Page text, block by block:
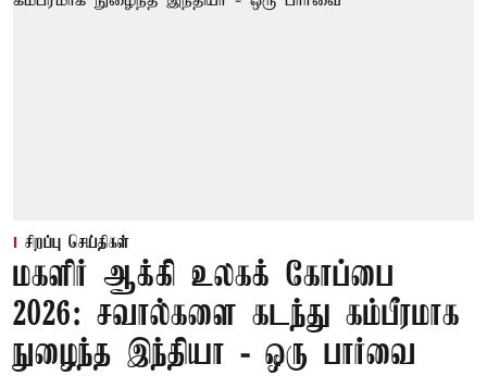
சிறப்பு செய்திகள்
மகளிர் ஆக்கி உலகக் கோப்பை
2026: சவால்களை கடந்து கம்பீரமாக
நுழைந்த இந்தியா - ஒரு பார்வை